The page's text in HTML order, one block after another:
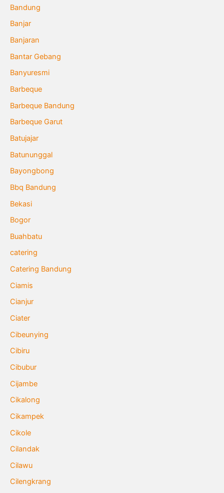
Bandung
Banjar
Banjaran
Bantar Gebang
Banyuresmi
Barbeque
Barbeque Bandung
Barbeque Garut
Batujajar
Batununggal
Bayongbong
Bbq Bandung
Bekasi
Bogor
Buahbatu
catering
Catering Bandung
Ciamis
Cianjur
Ciater
Cibeunying
Cibiru
Cibubur
Cijambe
Cikalong
Cikampek
Cikole
Cilandak
Cilawu
Cilengkrang